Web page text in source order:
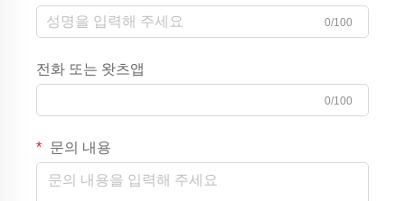
0/100
전화 또는 왓츠앱
0/100
문의 내용